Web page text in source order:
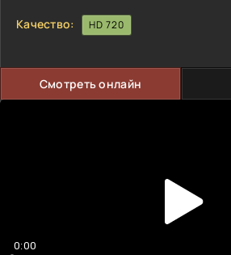
Качество: HD 720
Смотреть онлайн
0:00